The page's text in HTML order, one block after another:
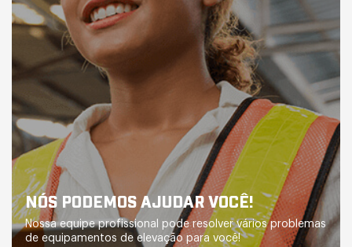
NÓS PODEMOS AJUDAR VOCÊ!
Nossa equipe profissional pode resolver vários problemas
de equipamentos de elevação para você!